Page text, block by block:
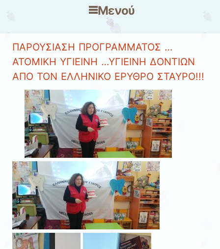
Μενού
ΠΑΡΟΥΣΙΑΣΗ ΠΡΟΓΡΑΜΜΑΤΟΣ …
ΑΤΟΜΙΚΗ ΥΓΙΕΙΝΗ …ΥΓΙΕΙΝΗ ΔΟΝΤΙΩΝ
ΑΠΟ ΤΟΝ ΕΛΛΗΝΙΚΟ ΕΡΥΘΡΟ ΣΤΑΥΡΟ!!!